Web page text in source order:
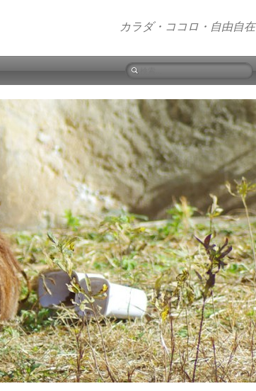
カラダ・ココロ・自由自在
検